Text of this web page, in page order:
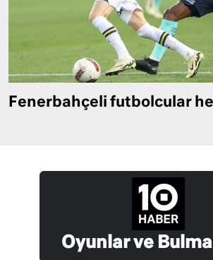
Fenerbahçeli futbolcular
Oyunlar ve